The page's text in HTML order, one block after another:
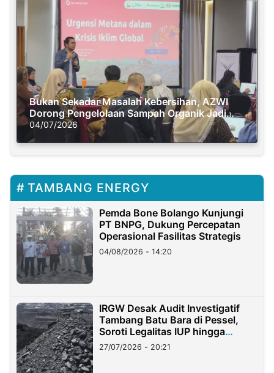
Bukan Sekadar Masalah Kebersihan, AZWI
Dorong Pengelolaan Sampah Organik Jadi
Solusi Krisis Iklim
04/07/2026
TAMBANG ENERGY
Pemda Bone Bolango Kunjungi
PT BNPG, Dukung Percepatan
Operasional Fasilitas Strategis
04/08/2026 - 14:20
IRGW Desak Audit Investigatif
Tambang Batu Bara di Pessel,
Soroti Legalitas IUP hingga
Stockpile
27/07/2026 - 20:21